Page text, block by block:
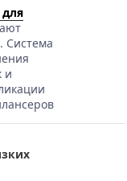
Система
и